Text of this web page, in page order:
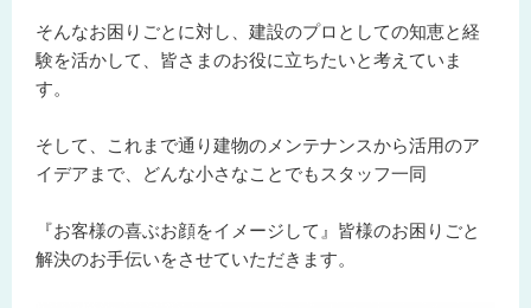
そんなお困りごとに対し、建設のプロとしての知恵と経
験を活かして、皆さまのお役に立ちたいと考えていま
す。
そして、これまで通り建物のメンテナンスから活用のア
イデアまで、どんな小さなことでもスタッフ一同
『お客様の喜ぶお顔をイメージして』皆様のお困りごと
解決のお手伝いをさせていただきます。